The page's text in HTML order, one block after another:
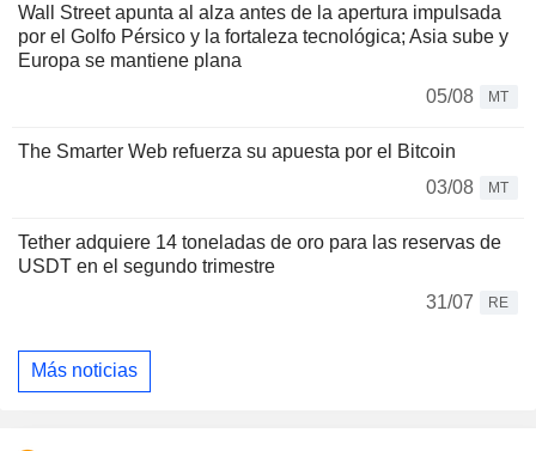
Wall Street apunta al alza antes de la apertura impulsada
por el Golfo Pérsico y la fortaleza tecnológica; Asia sube y
Europa se mantiene plana
05/08
MT
The Smarter Web refuerza su apuesta por el Bitcoin
03/08
MT
Tether adquiere 14 toneladas de oro para las reservas de
USDT en el segundo trimestre
31/07
RE
Más noticias